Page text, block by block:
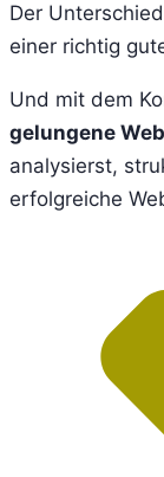
Der
einer richtig
Und mit dem
gelungene
analysierst,
erfolgreiche